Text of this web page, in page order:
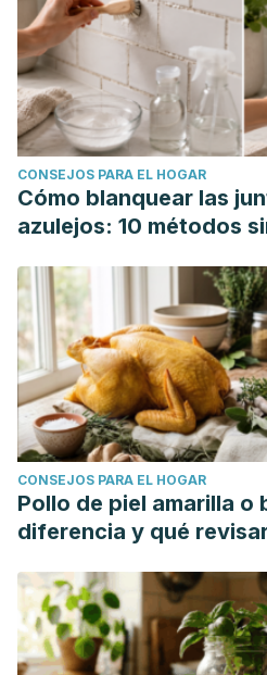
CONSEJOS PARA EL HOGAR
Cómo blanquear las
azulejos: 10 métodos
CONSEJOS PARA EL HOGAR
Pollo de piel amarilla o
diferencia y qué